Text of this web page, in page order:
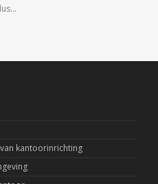
kantoorinrichting